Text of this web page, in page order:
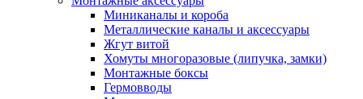
Миниканалы и короба
Металлические каналы и аксессуары
Жгут витой
Хомуты многоразовые (липучка, замки)
Монтажные боксы
Гермовводы